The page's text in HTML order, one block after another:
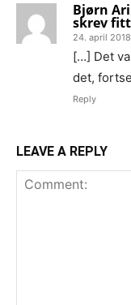
Bjørn
skrev
24. april
[…] Det
det,
Reply
LEAVE A REPLY